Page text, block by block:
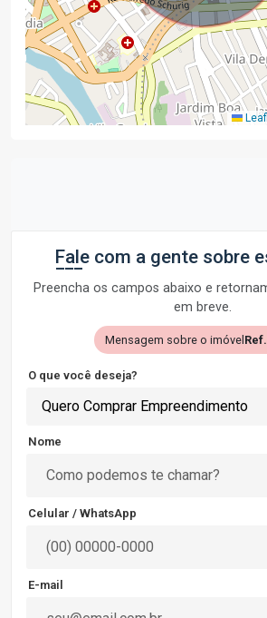
Fale com a gente sobre
Preencha os campos abaixo e
em breve.
Mensagem sobre o imóvel
O que você deseja?
Quero Comprar Empreendimento
Nome
Celular / WhatsApp
E-mail